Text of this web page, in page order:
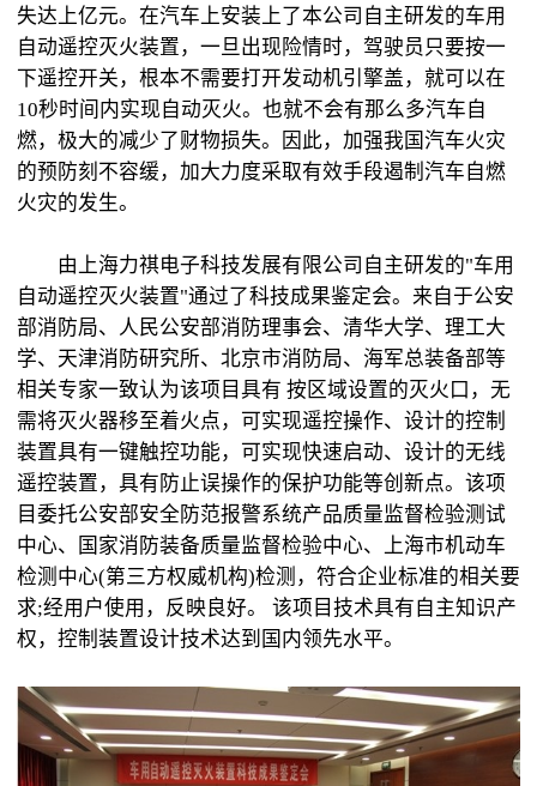
失达上亿元。在汽车上安装上了本公司自主研发的车用
自动遥控灭火装置，一旦出现险情时，驾驶员只要按一
下遥控开关，根本不需要打开发动机引擎盖，就可以在
10秒时间内实现自动灭火。也就不会有那么多汽车自
燃，极大的减少了财物损失。因此，加强我国汽车火灾
的预防刻不容缓，加大力度采取有效手段遏制汽车自燃
火灾的发生。
由上海力祺电子科技发展有限公司自主研发的"车用
自动遥控灭火装置"通过了科技成果鉴定会。来自于公安
部消防局、人民公安部消防理事会、清华大学、理工大
学、天津消防研究所、北京市消防局、海军总装备部等
相关专家一致认为该项目具有 按区域设置的灭火口，无
需将灭火器移至着火点，可实现遥控操作、设计的控制
装置具有一键触控功能，可实现快速启动、设计的无线
遥控装置，具有防止误操作的保护功能等创新点。该项
目委托公安部安全防范报警系统产品质量监督检验测试
中心、国家消防装备质量监督检验中心、上海市机动车
检测中心(第三方权威机构)检测，符合企业标准的相关要
求;经用户使用，反映良好。 该项目技术具有自主知识产
权，控制装置设计技术达到国内领先水平。